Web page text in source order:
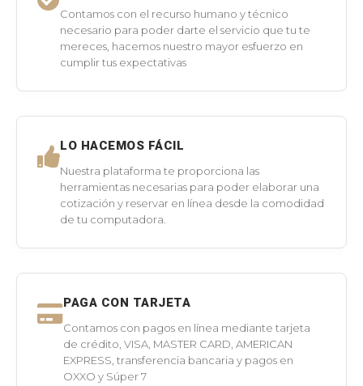
Contamos con el recurso humano y técnico
necesario para poder darte el servicio que tu te
mereces, hacemos nuestro mayor esfuerzo en
cumplir tus expectativas
LO HACEMOS FÁCIL
Nuestra plataforma te proporciona las
herramientas necesarias para poder elaborar una
cotización y reservar en línea desde la comodidad
de tu computadora.
PAGA CON TARJETA
Contamos con pagos en línea mediante tarjeta
de crédito, VISA, MASTER CARD, AMERICAN
EXPRESS, transferencia bancaria y pagos en
OXXO y Súper 7